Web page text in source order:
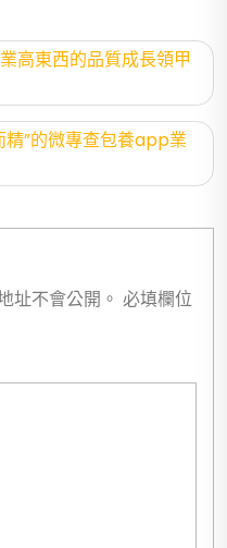
高東西的品質成長領甲
精”的微專查包養app業
址不會公開。 必填欄位